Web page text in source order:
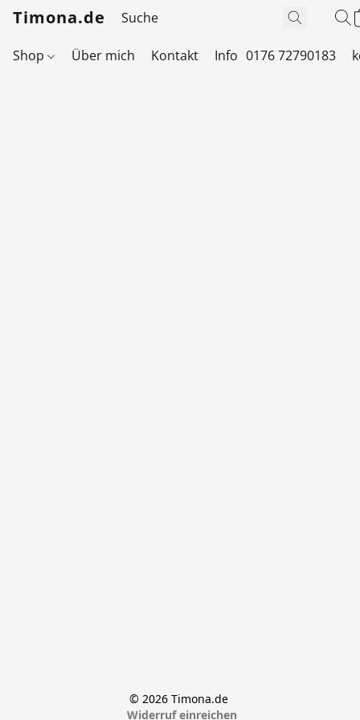
Timona.de
Shop Über mich Kontakt Info 0176 72790183
© 2026 Timona.de
Widerruf einreichen